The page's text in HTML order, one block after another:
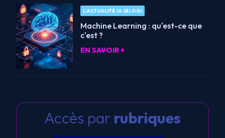
L’ACTUALITÉ IA (BLOG)
Machine Learning : qu'est-ce que
c'est ?
EN SAVOIR +
Accès par rubriques